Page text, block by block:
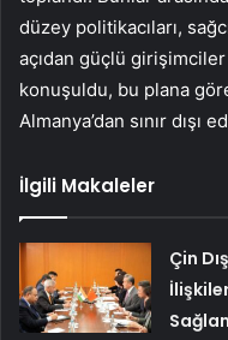
düzey politikacıları,
açıdan güçlü girişimciler
konuşuldu, bu plana
Almanya’dan sınır dışı
İlgili Makaleler
Çin